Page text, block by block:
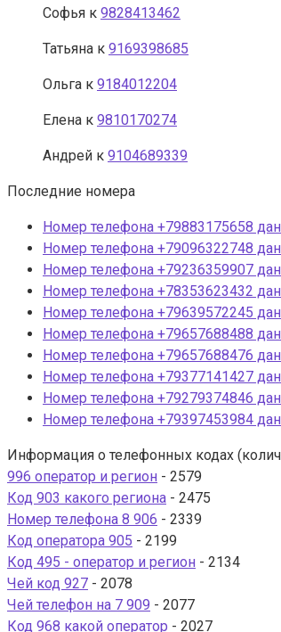
Софья к 9828413462
Татьяна к 9169398685
Ольга к 9184012204
Елена к 9810170274
Андрей к 9104689339
Последние номера
Номер телефона +79883175658
Номер телефона +79096322748
Номер телефона +79236359907
Номер телефона +78353623432
Номер телефона +79639572245
Номер телефона +79657688488
Номер телефона +79657688476
Номер телефона +79377141427
Номер телефона +79279374846
Номер телефона +79397453984
Информация о телефонных кодах
996 оператор и регион - 2579
Код 903 какого региона - 2475
Номер телефона 8 906 - 2339
Код оператора 905 - 2199
Код 495 - оператор и регион - 2134
Чей код 927 - 2078
Чей телефон на 7 909 - 2077
Код 968 какой оператор - 2027